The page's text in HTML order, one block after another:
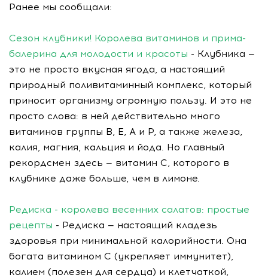
Ранее мы сообщали:
Сезон клубники! Королева витаминов и прима-
балерина для молодости и красоты - Клубника —
это не просто вкусная ягода, а настоящий
природный поливитаминный комплекс, который
приносит организму огромную пользу. И это не
просто слова: в ней действительно много
витаминов группы В, Е, А и Р, а также железа,
калия, магния, кальция и йода. Но главный
рекордсмен здесь — витамин С, которого в
клубнике даже больше, чем в лимоне.
Редиска - королева весенних салатов: простые
рецепты - Редиска — настоящий кладезь
здоровья при минимальной калорийности. Она
богата витамином С (укрепляет иммунитет),
калием (полезен для сердца) и клетчаткой,